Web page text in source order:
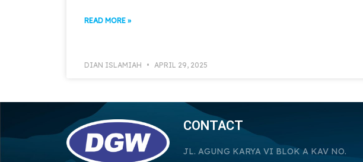
READ MORE »
DIAN ISLAMIAH APRIL 29, 2025
CONTACT
JL. AGUNG KARYA VI BLOK A KAV NO.